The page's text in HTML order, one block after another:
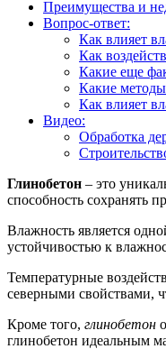
Преимущества и
Вопрос-ответ:
Как влияет
Как
Какие еще
Какие
Как влияет
Видео:
Обработка
Глинобетон – это
способность сохранять
Влажность является
устойчивостью к
Температурные
северными свойствами,
Кроме того, глинобетон
глинобетон идеальным